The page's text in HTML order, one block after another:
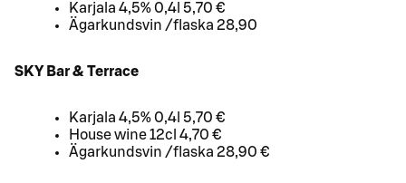
Karjala 4,5% 0,4l 5,70 €
Ägarkundsvin /flaska 28,90
SKY Bar & Terrace
Karjala 4,5% 0,4l 5,70 €
House wine 12cl 4,70 €
Ägarkundsvin /flaska 28,90 €